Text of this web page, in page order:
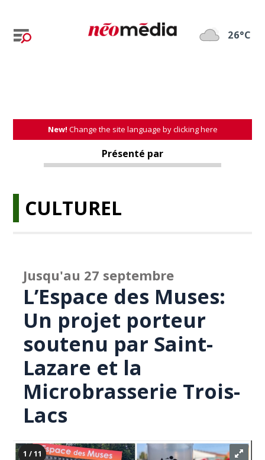
26°C
New! Change the site language by clicking here
Présenté par
CULTUREL
Jusqu'au 27 septembre
L’Espace des Muses:
Un projet porteur
soutenu par Saint-
Lazare et la
Microbrasserie Trois-
Lacs
1 / 11